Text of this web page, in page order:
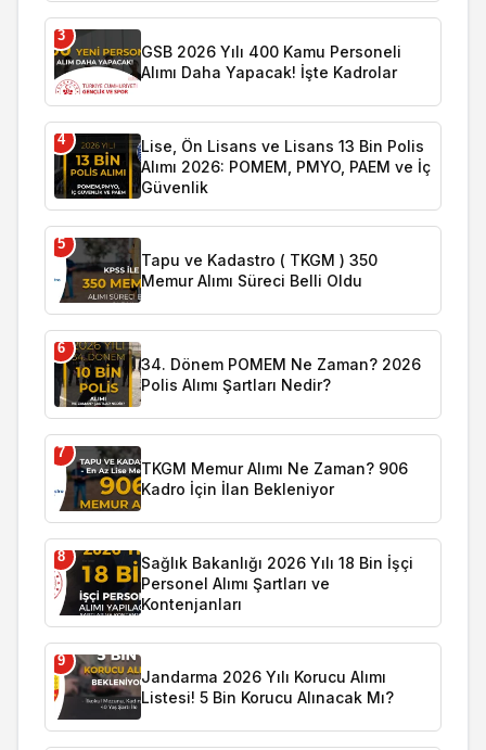
3
GSB 2026 Yılı 400 Kamu Personeli
Alımı Daha Yapacak! İşte Kadrolar
4
Lise, Ön Lisans ve Lisans 13 Bin Polis
Alımı 2026: POMEM, PMYO, PAEM ve İç
Güvenlik
5
Tapu ve Kadastro ( TKGM ) 350
Memur Alımı Süreci Belli Oldu
6
34. Dönem POMEM Ne Zaman? 2026
Polis Alımı Şartları Nedir?
7
TKGM Memur Alımı Ne Zaman? 906
Kadro İçin İlan Bekleniyor
8
Sağlık Bakanlığı 2026 Yılı 18 Bin İşçi
Personel Alımı Şartları ve
Kontenjanları
9
Jandarma 2026 Yılı Korucu Alımı
Listesi! 5 Bin Korucu Alınacak Mı?